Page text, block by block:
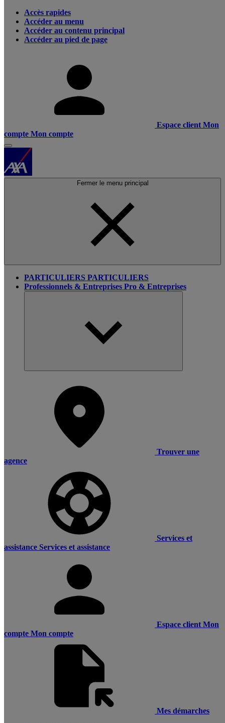
Accès rapides
Accéder au menu
Accéder au contenu principal
Accéder au pied de page
Espace client Mon
compte Mon compte
Fermer le menu principal
PARTICULIERS PARTICULIERS
Professionnels & Entreprises Pro & Entreprises
Trouver une
agence
Services et
assistance Services et assistance
Espace client Mon
compte Mon compte
Mes démarches